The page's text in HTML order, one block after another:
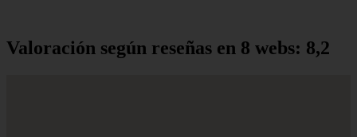
Valoración según reseñas en 8 webs: 8,2